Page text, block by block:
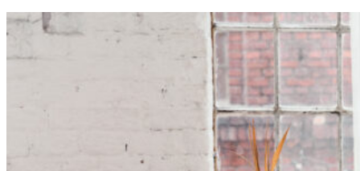
Non classés
Les cookies non classés sont des cookies qui sont en processus de
fournisseurs de cookies individuels.
Rejeter
Enregistrer mes
Accepter tout